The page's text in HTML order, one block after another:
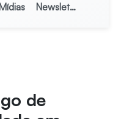
Mídias Newsletter
de